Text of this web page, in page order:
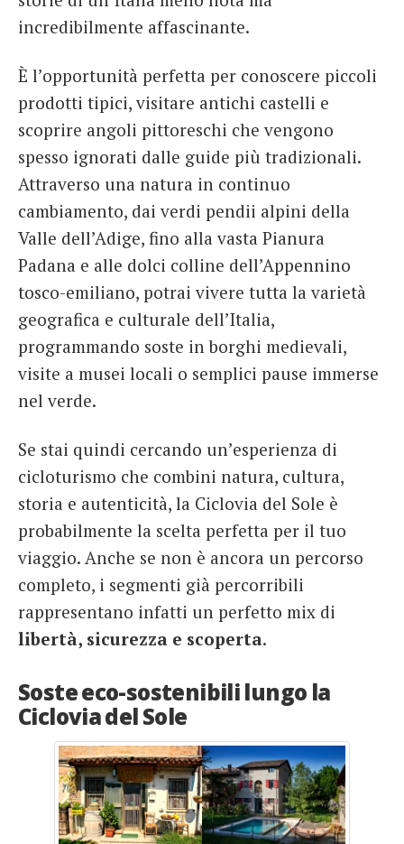
incredibilmente affascinante.
È l’opportunità perfetta per conoscere piccoli
prodotti tipici, visitare antichi castelli e
scoprire angoli pittoreschi che vengono
spesso ignorati dalle guide più tradizionali.
Attraverso una natura in continuo
cambiamento, dai verdi pendii alpini della
Valle dell’Adige, fino alla vasta Pianura
Padana e alle dolci colline dell’Appennino
tosco-emiliano, potrai vivere tutta la varietà
geografica e culturale dell’Italia,
programmando soste in borghi medievali,
visite a musei locali o semplici pause immerse
nel verde.
Se stai quindi cercando un’esperienza di
cicloturismo che combini natura, cultura,
storia e autenticità, la Ciclovia del Sole è
probabilmente la scelta perfetta per il tuo
viaggio. Anche se non è ancora un percorso
completo, i segmenti già percorribili
rappresentano infatti un perfetto mix di
libertà, sicurezza e scoperta.
Soste eco-sostenibili lungo la
Ciclovia del Sole